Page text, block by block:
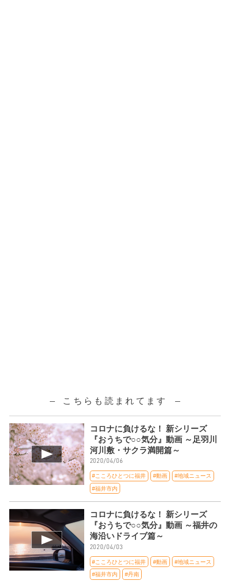
こちらも読まれてます
コロナに負けるな！ 新シリーズ
『おうちで○○気分』動画 ～足羽川
河川敷・サクラ満開篇～
2020/04/06
#こころひとつに福井 #動画 #地域ニュース
#福井市内
コロナに負けるな！ 新シリーズ
『おうちで○○気分』動画 ～福井の
海沿いドライブ篇～
2020/04/03
#こころひとつに福井 #動画 #地域ニュース
#福井市内 #丹南